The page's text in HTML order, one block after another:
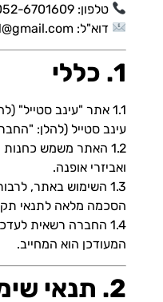
טלפון: 052-6701609
דוא"ל:
1. כללי
1.1 אתר "עינב סטייל"
עינב סטייל (להלן:
1.2 האתר משמש
ואביזרי אופנה.
1.3 השימוש באתר,
הסכמה מלאה לתנאי
1.4 החברה רשאית
המעודכן הוא המחייב.
2. תנאי שימוש באתר